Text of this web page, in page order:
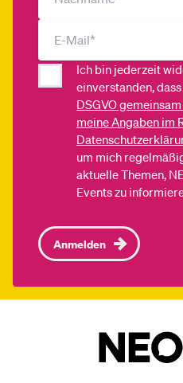
Ich bin jederzeit
einverstanden, dass
DSGVO
meine Angaben im
um mich
aktuelle Themen,
Events zu
Anmelden